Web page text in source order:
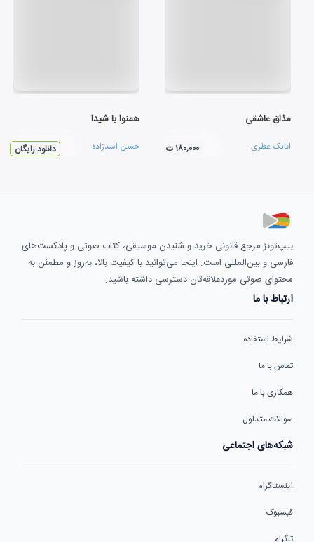
مذاق عاشقی
اتابک عطری ۱۸۰,۰۰۰ ت
همنوا با شيدا
حسن اسدزاده دانلود رایگان
بیپ‌تونز مرجع قانونی خرید و شنیدن موسیقی، کتاب صوتی و پادکست‌های
فارسی و بین‌المللی است. اینجا می‌توانید با کیفیت بالا، به‌روز و مطمئن به
محتوای صوتی موردعلاقه‌تان دسترسی داشته باشید.
ارتباط با ما
شرایط استفاده
تماس با ما
همکاری با ما
سوالات متداول
شبکه‌های اجتماعی
اینستاگرام
فیسبوک
تلگرام